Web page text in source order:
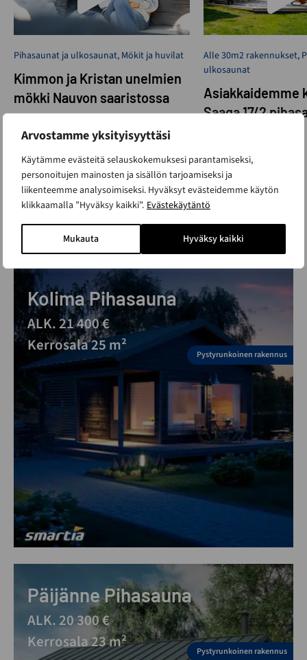
Arvostamme yksityisyyttäsi
Käytämme evästeitä selauskokemuksesi parantamiseksi,
personoitujen mainosten ja sisällön tarjoamiseksi ja
liikenteemme analysoimiseksi. Hyväksyt evästeidemme käytön
klikkaamalla ”Hyväksy kaikki”. Evästekäytäntö
Mukauta Hyväksy kaikki
Pihasaunat ja ulkosaunat, Mökit ja huvilat
Kimmon ja Kristan unelmien
mökki Nauvon saaristossa
Alle 30m2 rakennukset,
ulkosaunat
Asiakkaidemme
Saaga 17/2
KATSO KAIKKI TARINAT
Katso muut mallit
Kolima Pihasauna
ALK. 21 400 €
Kerrosala 25 m²
Pystyrunkoinen rakennus
Päijänne Pihasauna
ALK. 20 300 €
Kerrosala 23 m²
Pystyrunkoinen rakennus